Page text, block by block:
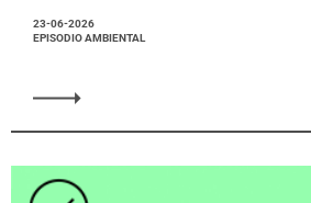
23-06-2026
EPISODIO AMBIENTAL